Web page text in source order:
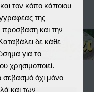
τον κόπο κάποιου
της
προσβαση και την
δε κάθε
για το
χρησιμοποιεί.
σεβασμό όχι μόνο
και των